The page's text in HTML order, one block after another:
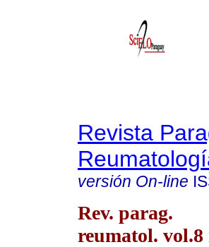
Revista
versión On-line
Rev. parag.
reumatol. vol.8